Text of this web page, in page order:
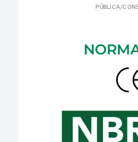
PÚBLICA/